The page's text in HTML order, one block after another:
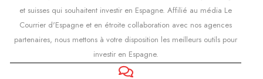
et suisses qui souhaitent investir en Espagne. Affilié au média Le
Courrier d'Espagne et en étroite collaboration avec nos agences
partenaires, nous mettons à votre disposition les meilleurs outils pour
investir en Espagne.